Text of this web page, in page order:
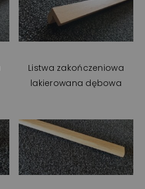
Listwa zakończeniowa
lakierowana dębowa